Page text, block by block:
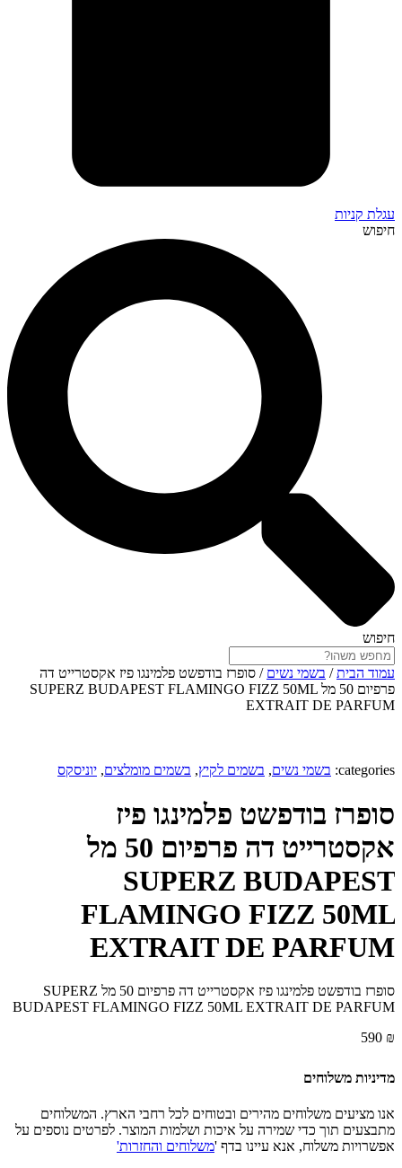
עגלת קניות
חיפוש
חיפוש
עמוד הבית/ בשמי נשים / סופרז בודפשט פלמינגו פיז אקסטרייט דה
פרפיום 50 מל SUPERZ BUDAPEST FLAMINGO FIZZ 50ML
EXTRAIT DE PARFUM‏
categories: בשמי נשים, בשמים לקיץ, בשמים מומלצים, יוניסקס
סופרז בודפשט פלמינגו פיז
אקסטרייט דה פרפיום 50 מל
SUPERZ BUDAPEST
FLAMINGO FIZZ 50ML
EXTRAIT DE PARFUM‏
סופרז בודפשט פלמינגו פיז אקסטרייט דה פרפיום 50 מל SUPERZ
BUDAPEST FLAMINGO FIZZ 50ML EXTRAIT DE PARFUM‏
590 ₪
מדיניות משלוחים
אנו מציעים משלוחים מהירים ובטוחים לכל רחבי הארץ. המשלוחים
מתבצעים תוך כדי שמירה על איכות ושלמות המוצר. לפרטים נוספים על
אפשרויות משלוח, אנא עיינו בדף 'משלוחים והחזרות'